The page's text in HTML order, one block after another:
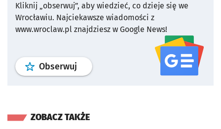
Kliknij „obserwuj”, aby wiedzieć, co dzieje się we
Wrocławiu. Najciekawsze wiadomości z
www.wroclaw.pl znajdziesz w Google News!
Obserwuj profil serwisu
ZOBACZ TAKŻE